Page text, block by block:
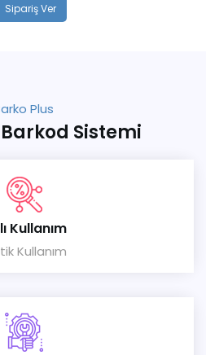
Sipariş Ver
Plus
Sistemi
Kullanım
Kullanım